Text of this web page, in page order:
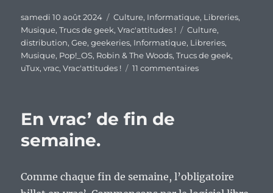
Publié
le
samedi 10 août 2024 Catégories
Culture, Informatique, Libreries,
Musique,Trucs de geek,Vrac'attitudes ! Étiquettes
Culture,
distribution,Gee,geekeries, Informatique, Libreries,
Musique, Pop!_OS, Robin & The Woods,Trucs de geek,
uTux,vrac,Vrac'attitudes ! 11 commentairessur
En vrac’ de fin de
semaine.
Comme chaque fin de semaine, l’obligatoire